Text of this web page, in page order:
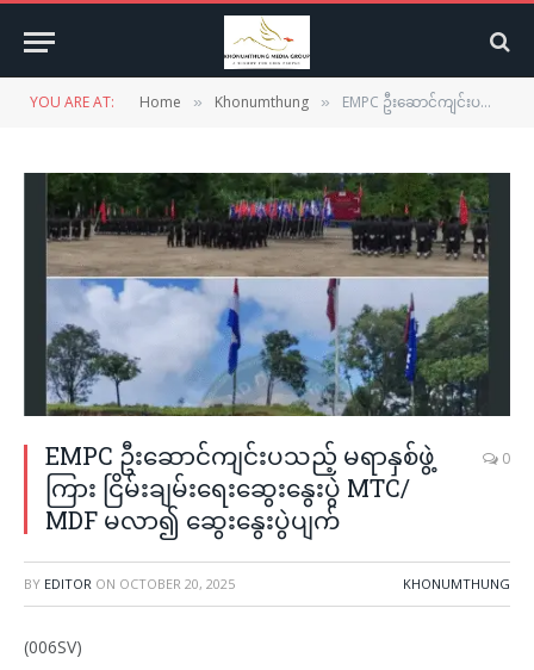
YOU ARE AT: Home » Khonumthung » EMPC ဦးဆောင်ကျင်းပသည့် မရာနှစ်ဖွဲ့ကြား ငြိမ်းချမ်းရေးဆွေးနွေးပွဲ MTC/ MDF မလာ၍ ဆွေးနွေးပွဲပျက်
EMPC ဦးဆောင်ကျင်းပသည့် မရာနှစ်ဖွဲ့
ကြား ငြိမ်းချမ်းရေးဆွေးနွေးပွဲ MTC/
MDF မလာ၍ ဆွေးနွေးပွဲပျက်
0
BY EDITOR ON OCTOBER 20, 2025 KHONUMTHUNG
(006SV)